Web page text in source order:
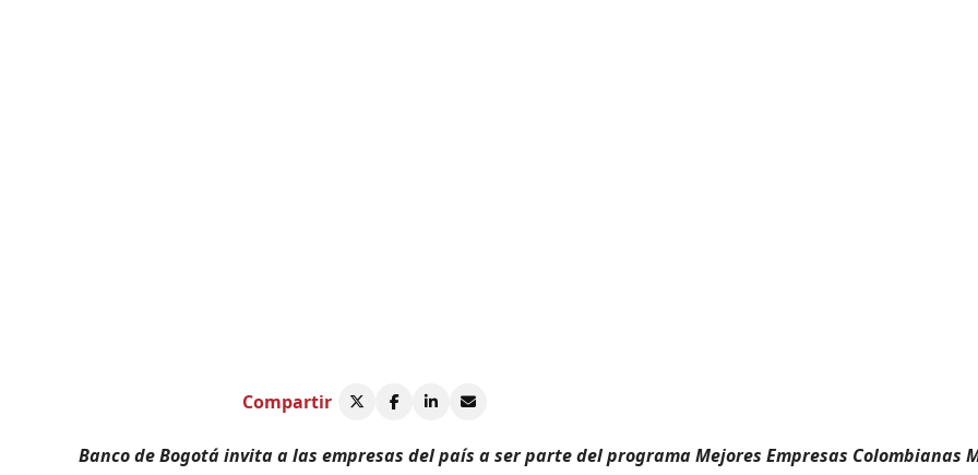
Compartir
Banco de Bogotá invita a las empresas del país a ser parte del programa Mejores Empresas Colombianas